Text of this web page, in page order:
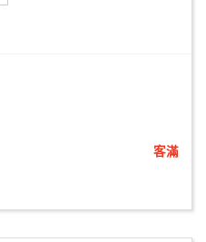
客滿